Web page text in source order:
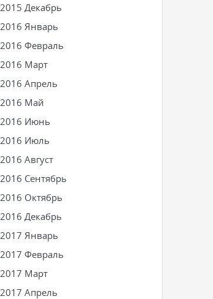
2015 Декабрь
2016 Январь
2016 Февраль
2016 Март
2016 Апрель
2016 Май
2016 Июнь
2016 Июль
2016 Август
2016 Сентябрь
2016 Октябрь
2016 Декабрь
2017 Январь
2017 Февраль
2017 Март
2017 Апрель